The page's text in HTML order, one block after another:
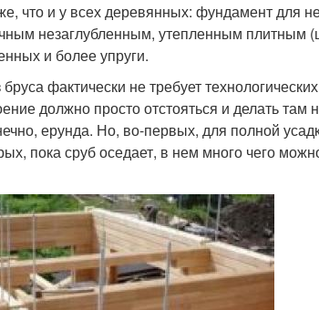
что и у всех деревянных: фундамент для
незаглубленным, утепленным плитным
и более упруги.
фактически не требует
должно просто отстояться и делать там
ерунда. Но, во-первых, для полной
пока сруб оседает, в нем много чего